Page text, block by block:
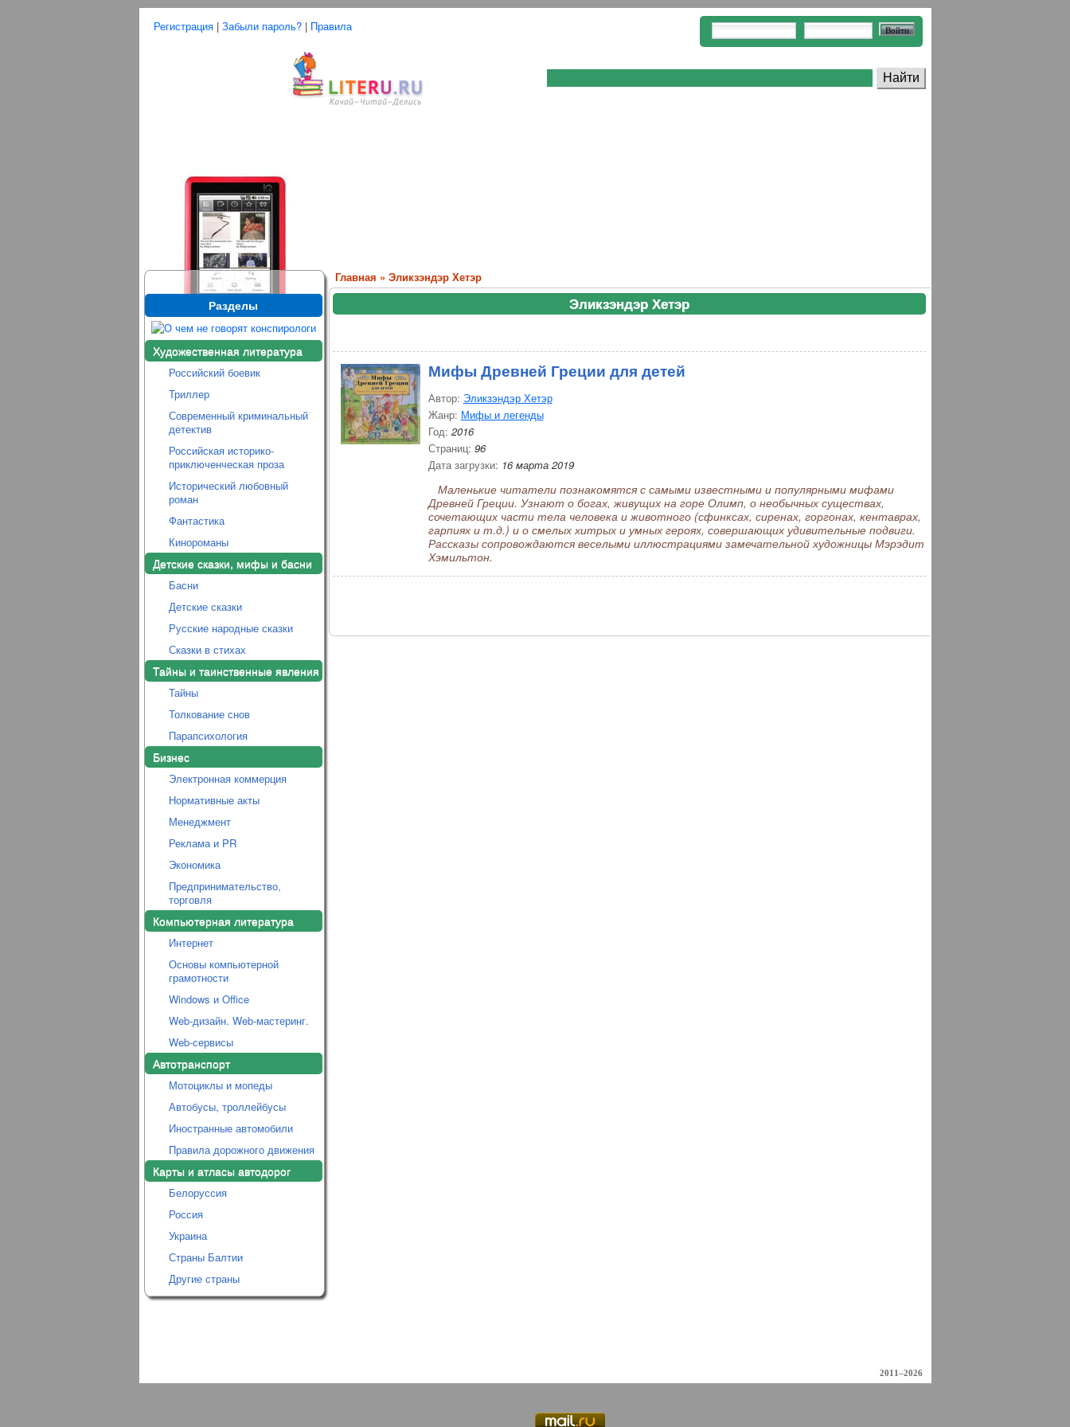
Регистрация| Забыли пароль?| Правила
Разделы
Художественная литература
Российский боевик
Триллер
Современный криминальный
детектив
Российская историко-
приключенческая проза
Исторический любовный
роман
Фантастика
Кинороманы
Детские сказки, мифы и басни
Басни
Детские сказки
Русские народные сказки
Сказки в стихах
Тайны и таинственные явления
Тайны
Толкование снов
Парапсихология
Бизнес
Электронная коммерция
Нормативные акты
Менеджмент
Реклама и PR
Экономика
Предпринимательство,
торговля
Компьютерная литература
Интернет
Основы компьютерной
грамотности
Windows и Office
Web-дизайн. Web-мастеринг.
Web-сервисы
Автотранспорт
Мотоциклы и мопеды
Автобусы, троллейбусы
Иностранные автомобили
Правила дорожного движения
Карты и атласы автодорог
Белоруссия
Россия
Украина
Страны Балтии
Другие страны
Главная » Эликзэндэр Хетэр
Эликзэндэр Хетэр
Мифы Древней Греции для детей
Автор: Эликзэндэр Хетэр
Жанр: Мифы и легенды
Год: 2016
Страниц: 96
Дата загрузки: 16 марта 2019
Маленькие читатели познакомятся с самыми известными и популярными мифами
Древней Греции. Узнают о богах, живущих на горе Олимп, о необычных существах,
сочетающих части тела человека и животного (сфинксах, сиренах, горгонах, кентаврах,
гарпиях и т.д.) и о смелых хитрых и умных героях, совершающих удивительные подвиги.
Рассказы сопровождаются веселыми иллюстрациями замечательной художницы Мэрэдит
Хэмильтон.
2011–2026